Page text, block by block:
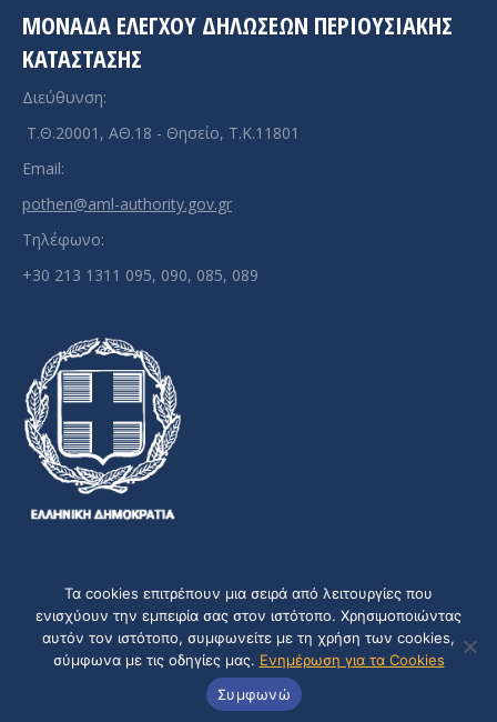
ΜΟΝΆΔΑ ΕΛΈΓΧΟΥ ΔΗΛΏΣΕΩΝ ΠΕΡΙΟΥΣΙΑΚΉΣ
ΚΑΤΆΣΤΑΣΗΣ
Διεύθυνση:
Τ.Θ.20001, ΑΘ.18 - Θησείο, Τ.Κ.11801
Email:
pothen@aml-authority.gov.gr
Τηλέφωνο:
+30 213 1311 095, 090, 085, 089
Πολιτική Προστασίας Δεδομένων-Πολιτική Cookies
2014 © Αρχή Καταπολέμησης της Νομιμοποίησης Εσόδων από
Εγκληματικές Δραστηριότητες
Τα cookies επιτρέπουν μια σειρά από λειτουργίες που
ενισχύουν την εμπειρία σας στον ιστότοπο. Χρησιμοποιώντας
αυτόν τον ιστότοπο, συμφωνείτε με τη χρήση των cookies,
σύμφωνα με τις οδηγίες μας. Ενημέρωση για τα Cookies
Συμφωνώ